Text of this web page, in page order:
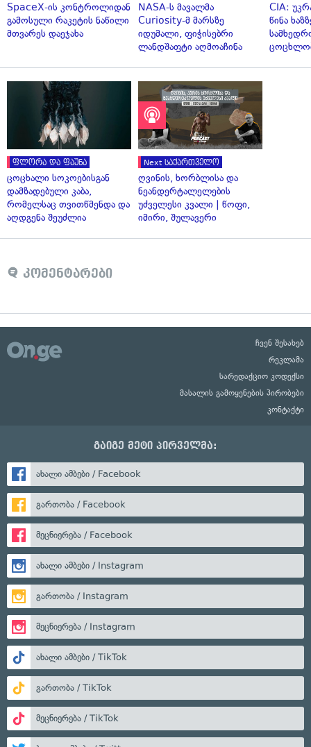
SpaceX-ის კონტროლიდან
გამოსული რაკეტის ნაწილი
მთვარეს დაეჯახა
NASA-ს მავალმა
Curiosity-მ მარსზე
იდუმალი, ფიჭისებრი
ლანდშაფტი აღმოაჩინა
CIA:
წინა
ფლორა და ფაუნა
ცოცხალი სოკოებისგან
დამზადებული კაბა,
რომელსაც თვითწმენდა და
აღდგენა შეუძლია
Next საქართველო
ღვინის, ხორბლისა და
ნეანდერტალელების
უძველესი კვალი | წოფი,
იმირი, შულავერი
კომენტარები
ჩვენ შესახებ
რეკლამა
სარედაქციო კოდექსი
მასალის გამოყენების პირობები
კონტაქტი
გაიგე მეტი პირველმა:
ახალი ამბები / Facebook
გართობა / Facebook
მეცნიერება / Facebook
ახალი ამბები / Instagram
გართობა / Instagram
მეცნიერება / Instagram
ახალი ამბები / TikTok
გართობა / TikTok
მეცნიერება / TikTok